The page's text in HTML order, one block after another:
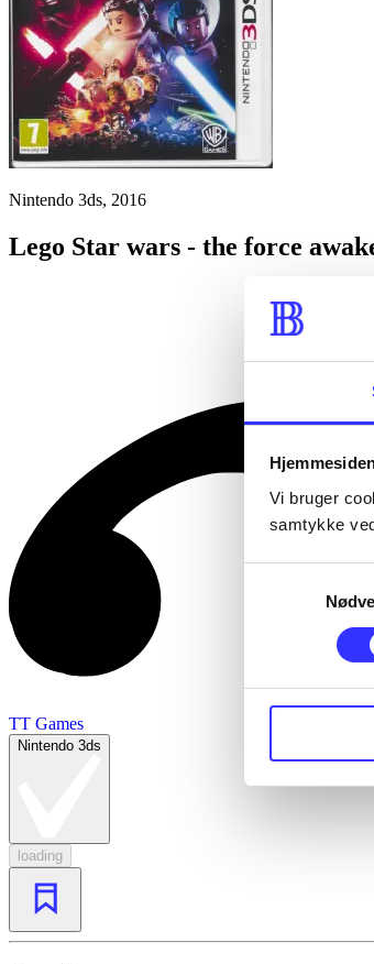
Vi bruger
samtykke
Nintendo 3ds, 2016
Lego Star wars - the force
TT Games
Nintendo 3ds
loading